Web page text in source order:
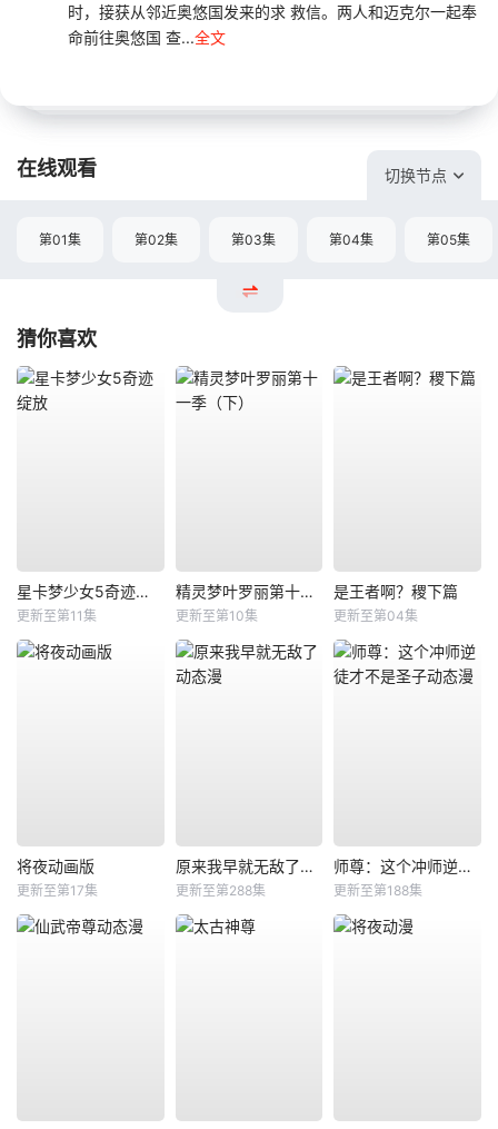
时，接获从邻近奥悠国发来的求 救信。两人和迈克尔一起奉
命前往奥悠国 查...全文
在线观看 切换节点
第01集 第02集 第03集 第04集 第05集
猜你喜欢
星卡梦少女5奇迹绽放
更新至第11集
精灵梦叶罗丽第十一季（下）
更新至第10集
是王者啊？稷下篇
更新至第04集
将夜动画版
更新至第17集
原来我早就无敌了动态漫
更新至第288集
师尊：这个冲师逆徒才不是圣子动态漫
更新至第188集